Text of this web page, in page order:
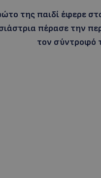
της παιδί έφερε
πέρασε την
τον σύντροφό